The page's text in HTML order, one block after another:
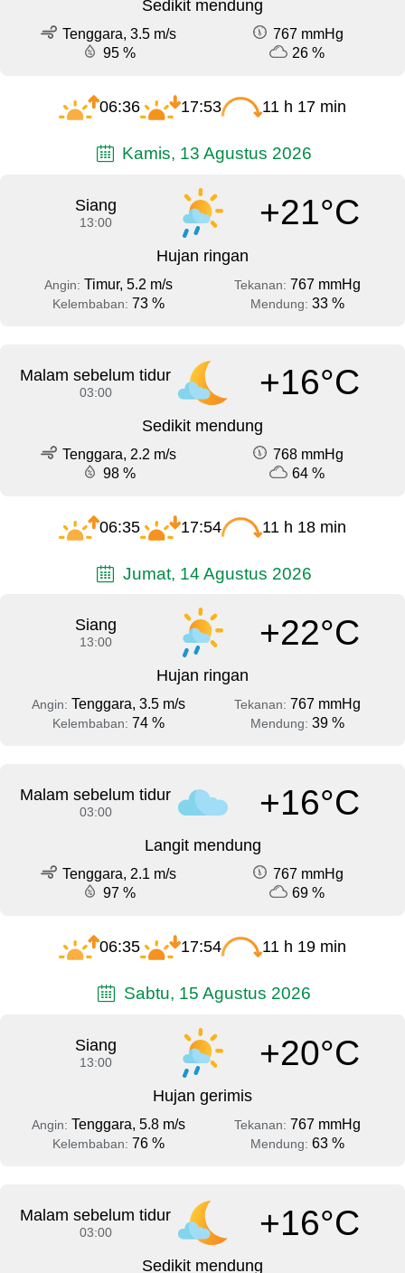
Sedikit mendung
Tenggara, 3.5 m/s
767 mmHg
95 %
26 %
06:36 17:53 11 h 17 min
Kamis, 13 Agustus 2026
Siang
13:00 +21°C
Hujan ringan
Angin: Timur, 5.2 m/s Tekanan: 767 mmHg
Kelembaban: 73 % Mendung: 33 %
Malam sebelum tidur
03:00 +16°C
Sedikit mendung
Tenggara, 2.2 m/s
768 mmHg
98 %
64 %
06:35 17:54 11 h 18 min
Jumat, 14 Agustus 2026
Siang
13:00 +22°C
Hujan ringan
Angin: Tenggara, 3.5 m/s Tekanan: 767 mmHg
Kelembaban: 74 % Mendung: 39 %
Malam sebelum tidur
03:00 +16°C
Langit mendung
Tenggara, 2.1 m/s
767 mmHg
97 %
69 %
06:35 17:54 11 h 19 min
Sabtu, 15 Agustus 2026
Siang
13:00 +20°C
Hujan gerimis
Angin: Tenggara, 5.8 m/s Tekanan: 767 mmHg
Kelembaban: 76 % Mendung: 63 %
Malam sebelum tidur
03:00 +16°C
Sedikit mendung